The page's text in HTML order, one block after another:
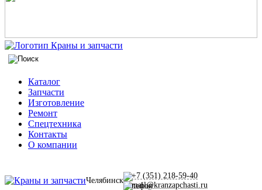
Каталог
Запчасти
Изготовление
Ремонт
Спецтехника
Контакты
О компании
Челябинск
+7 (351) 218-59-40
mail@kranzapchasti.ru